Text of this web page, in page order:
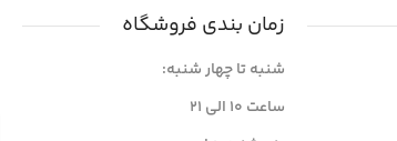
زمان بندی فروشگاه
شنبه تا چهار شنبه:
ساعت ۱۰ الی ۲۱